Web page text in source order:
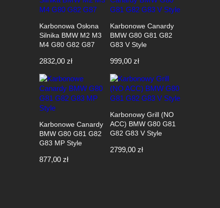
Karbonowa Osłona
Silnika BMW M2 M3
M4 G80 G82 G87
2832,00 zł
Karbonowe Canardy
BMW G80 G81 G82
G83 V Style
999,00 zł
Karbonowe Canardy
BMW G80 G81 G82
G83 MP Style
877,00 zł
Karbonowy Grill (NO
ACC) BMW G80 G81
G82 G83 V Style
2799,00 zł